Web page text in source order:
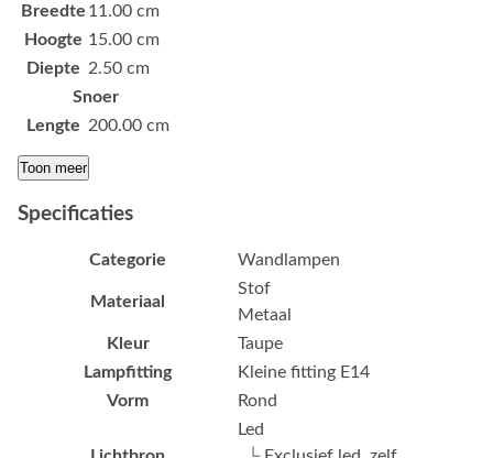
Breedte 11.00 cm
Hoogte 15.00 cm
Diepte 2.50 cm
Snoer
Lengte 200.00 cm
Toon meer
Specificaties
Categorie Wandlampen
Materiaal
Stof
Metaal
Kleur
Taupe
Lampfitting
Kleine fitting E14
Vorm
Rond
Led